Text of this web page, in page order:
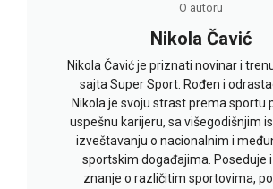
O autoru
Nikola Čavić
Nikola Čavić je priznati novinar i
sajta Super Sport. Rođen i
Nikola je svoju strast prema sportu
uspešnu karijeru, sa višegodišnjim
izveštavanju o nacionalnim i
sportskim događajima. Poseduje
znanje o različitim sportovima,